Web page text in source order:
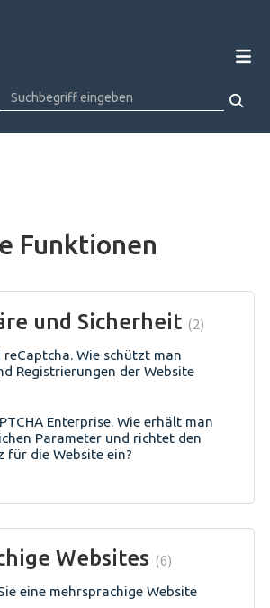
Funktionen
und Sicherheit 2
reCaptcha. Wie schützt man
Registrierungen der Website
Enterprise. Wie erhält man
Parameter und richtet den
für die Website ein?
Websites 6
eine mehrsprachige Website